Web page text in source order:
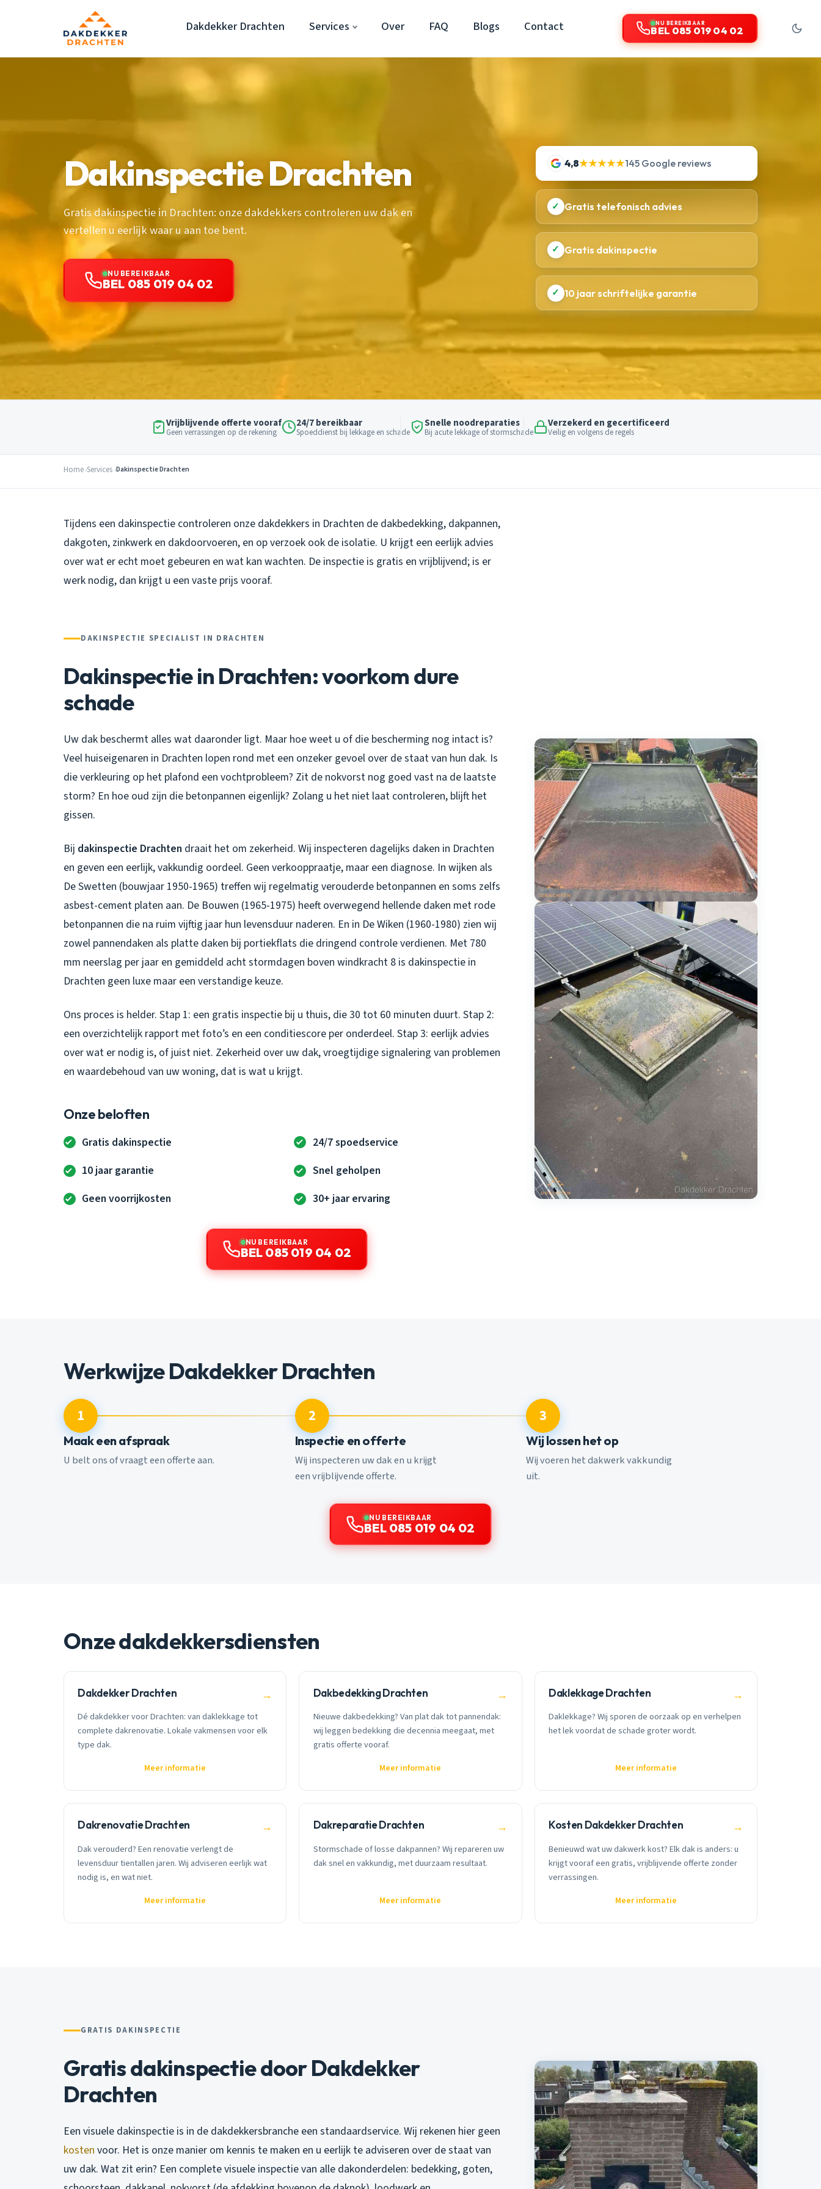
Dakdekker Drachten Services Over FAQ Blogs Contact NU BEREIKBAAR
BEL 085 019 04 02
Dakinspectie Drachten
Gratis dakinspectie in Drachten: onze dakdekkers controleren uw dak en
vertellen u eerlijk waar u aan toe bent.
NU BEREIKBAAR
BEL 085 019 04 02
4,8★★★★★145 Google reviews
✓ Gratis telefonisch advies
✓ Gratis dakinspectie
✓ 10 jaar schriftelijke garantie
Vrijblijvende offerte vooraf
Geen verrassingen op de rekening
24/7 bereikbaar
Spoeddienst bij lekkage en schade
Snelle noodreparaties
Bij acute lekkage of stormschade
Verzekerd en gecertificeerd
Veilig en volgens de regels
Home Services Dakinspectie Drachten
Tijdens een dakinspectie controleren onze dakdekkers in Drachten de dakbedekking, dakpannen,
dakgoten, zinkwerk en dakdoorvoeren, en op verzoek ook de isolatie. U krijgt een eerlijk advies
over wat er echt moet gebeuren en wat kan wachten. De inspectie is gratis en vrijblijvend; is er
werk nodig, dan krijgt u een vaste prijs vooraf.
DAKINSPECTIE SPECIALIST IN DRACHTEN
Dakinspectie in Drachten: voorkom dure
schade
Uw dak beschermt alles wat daaronder ligt. Maar hoe weet u of die bescherming nog intact is?
Veel huiseigenaren in Drachten lopen rond met een onzeker gevoel over de staat van hun dak. Is
die verkleuring op het plafond een vochtprobleem? Zit de nokvorst nog goed vast na de laatste
storm? En hoe oud zijn die betonpannen eigenlijk? Zolang u het niet laat controleren, blijft het
gissen.
Bij dakinspectie Drachten draait het om zekerheid. Wij inspecteren dagelijks daken in Drachten
en geven een eerlijk, vakkundig oordeel. Geen verkooppraatje, maar een diagnose. In wijken als
De Swetten (bouwjaar 1950-1965) treffen wij regelmatig verouderde betonpannen en soms zelfs
asbest-cement platen aan. De Bouwen (1965-1975) heeft overwegend hellende daken met rode
betonpannen die na ruim vijftig jaar hun levensduur naderen. En in De Wiken (1960-1980) zien wij
zowel pannendaken als platte daken bij portiekflats die dringend controle verdienen. Met 780
mm neerslag per jaar en gemiddeld acht stormdagen boven windkracht 8 is dakinspectie in
Drachten geen luxe maar een verstandige keuze.
Ons proces is helder. Stap 1: een gratis inspectie bij u thuis, die 30 tot 60 minuten duurt. Stap 2:
een overzichtelijk rapport met foto’s en een conditiescore per onderdeel. Stap 3: eerlijk advies
over wat er nodig is, of juist niet. Zekerheid over uw dak, vroegtijdige signalering van problemen
en waardebehoud van uw woning, dat is wat u krijgt.
Onze beloften
Gratis dakinspectie
24/7 spoedservice
10 jaar garantie
Snel geholpen
Geen voorrijkosten
30+ jaar ervaring
NU BEREIKBAAR
BEL 085 019 04 02
Werkwijze Dakdekker Drachten
1
Maak een afspraak
U belt ons of vraagt een offerte aan.
2
Inspectie en offerte
Wij inspecteren uw dak en u krijgt
een vrijblijvende offerte.
3
Wij lossen het op
Wij voeren het dakwerk vakkundig
uit.
NU BEREIKBAAR
BEL 085 019 04 02
Onze dakdekkersdiensten
Dakdekker Drachten →
Dé dakdekker voor Drachten: van daklekkage tot
complete dakrenovatie. Lokale vakmensen voor elk
type dak.
Meer informatie
Dakbedekking Drachten →
Nieuwe dakbedekking? Van plat dak tot pannendak:
wij leggen bedekking die decennia meegaat, met
gratis offerte vooraf.
Meer informatie
Daklekkage Drachten →
Daklekkage? Wij sporen de oorzaak op en verhelpen
het lek voordat de schade groter wordt.
Meer informatie
Dakrenovatie Drachten →
Dak verouderd? Een renovatie verlengt de
levensduur tientallen jaren. Wij adviseren eerlijk wat
nodig is, en wat niet.
Meer informatie
Dakreparatie Drachten →
Stormschade of losse dakpannen? Wij repareren uw
dak snel en vakkundig, met duurzaam resultaat.
Meer informatie
Kosten Dakdekker Drachten →
Benieuwd wat uw dakwerk kost? Elk dak is anders: u
krijgt vooraf een gratis, vrijblijvende offerte zonder
verrassingen.
Meer informatie
GRATIS DAKINSPECTIE
Gratis dakinspectie door Dakdekker
Drachten
Een visuele dakinspectie is in de dakdekkersbranche een standaardservice. Wij rekenen hier geen
kosten voor. Het is onze manier om kennis te maken en u eerlijk te adviseren over de staat van
uw dak. Wat zit erin? Een complete visuele inspectie van alle dakonderdelen: bedekking, goten,